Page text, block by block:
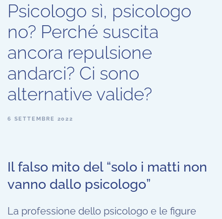
Psicologo sì, psicologo
no? Perché suscita
ancora repulsione
andarci? Ci sono
alternative valide?
6 SETTEMBRE 2022
Il falso mito del “solo i matti non
vanno dallo psicologo”
La professione dello psicologo e le figure